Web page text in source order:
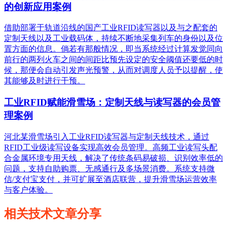
的创新应用案例
借助部署于轨道沿线的国产工业RFID读写器以及与之配套的
定制天线以及工业载码体，持续不断地采集列车的身份以及位
置方面的信息。倘若有那般情况，即当系统经过计算发觉同向
前行的两列火车之间的间距比预先设定的安全阈值还要低的时
候，那便会自动引发声光预警，从而对调度人员予以提醒，使
其能够及时进行干预。
工业RFID赋能滑雪场：定制天线与读写器的会员管
理案例
河北某滑雪场引入工业RFID读写器与定制天线技术，通过
RFID工业级读写设备实现高效会员管理。高频工业读写头配
合金属环境专用天线，解决了传统条码易破损、识别效率低的
问题，支持自助购票、无感通行及多场景消费。系统支持微
信/支付宝支付，并可扩展至酒店联营，提升滑雪场运营效率
与客户体验。
相关技术文章分享